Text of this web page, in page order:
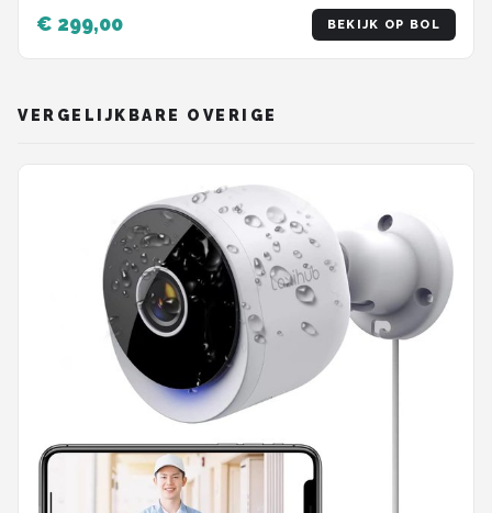
€ 299,00 BEKIJK OP BOL
VERGELIJKBARE OVERIGE